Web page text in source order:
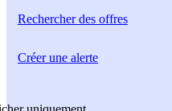
Rechercherdes offres
Créer une alerte